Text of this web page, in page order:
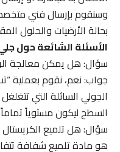
وسنقوم بإرسال فني متخصص
بحالة الأرضيات والحلول
الأسئلة الشائعة حول جلي
سؤال: هل يمكن معالجة
جواب: نعم، نقوم بعملية
الجولي السائلة التي
السطح ليكون مستوياً تماماً.
سؤال: هل تلميع الكريستال
هو مادة تلميع شفافة